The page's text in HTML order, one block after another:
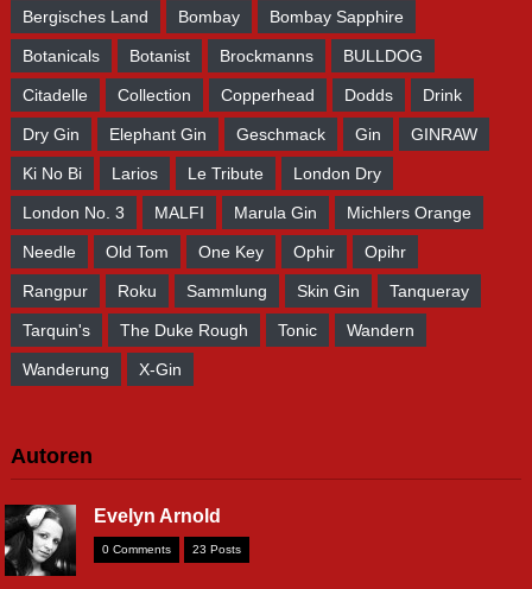
Bergisches Land Bombay Bombay Sapphire
Botanicals Botanist Brockmanns BULLDOG
Citadelle Collection Copperhead Dodds Drink
Dry Gin Elephant Gin Geschmack Gin GINRAW
Ki No Bi Larios Le Tribute London Dry
London No. 3 MALFI Marula Gin Michlers Orange
Needle Old Tom One Key Ophir Opihr
Rangpur Roku Sammlung Skin Gin Tanqueray
Tarquin's The Duke Rough Tonic Wandern
Wanderung X-Gin
Autoren
Evelyn Arnold
0 Comments 23 Posts